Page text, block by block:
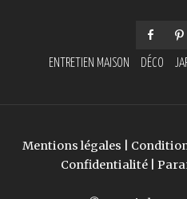
ENTRETIEN MAISON DÉCO
Mentions légales
Confidentialité|